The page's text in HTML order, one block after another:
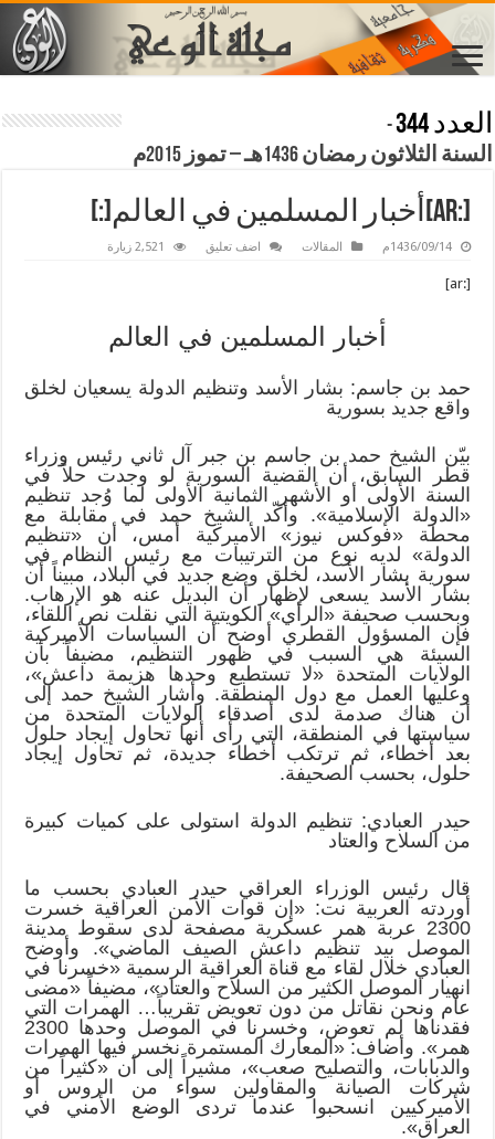
العدد 344
-
السنة الثلاثون رمضان 1436هـ – تموز 2015م
[:ar]أخبار المسلمين في العالم[:]
1436/09/14م المقالات اضف تعليق 2,521 زيارة
[:ar]
أخبار المسلمين في العالم
حمد بن جاسم: بشار الأسد وتنظيم الدولة يسعيان لخلق
واقع جديد بسورية
بيّن الشيخ حمد بن جاسم بن جبر آل ثاني رئيس وزراء
قطر السابق، أن القضية السورية لو وجدت حلاً في
السنة الأولى أو الأشهر الثمانية الأولى لما وُجد تنظيم
«الدولة الإسلامية». وأكّد الشيخ حمد في مقابلة مع
محطة «فوكس نيوز» الأميركية أمس، أن «تنظيم
الدولة» لديه نوع من الترتيبات مع رئيس النظام في
سورية بشار الأسد، لخلق وضع جديد في البلاد، مبيناً أن
بشار الأسد يسعى لإظهار أن البديل عنه هو الإرهاب.
وبحسب صحيفة «الرأي» الكويتية التي نقلت نص اللقاء،
فإن المسؤول القطري أوضح أن السياسات الأميركية
السيئة هي السبب في ظهور التنظيم، مضيفاً بأن
الولايات المتحدة «لا تستطيع وحدها هزيمة داعش»،
وعليها العمل مع دول المنطقة. وأشار الشيخ حمد إلى
أن هناك صدمة لدى أصدقاء الولايات المتحدة من
سياستها في المنطقة، التي رأى أنها تحاول إيجاد حلول
بعد أخطاء، ثم ترتكب أخطاء جديدة، ثم تحاول إيجاد
حلول، بحسب الصحيفة.
حيدر العبادي: تنظيم الدولة استولى على كميات كبيرة
من السلاح والعتاد
قال رئيس الوزراء العراقي حيدر العبادي بحسب ما
أوردته العربية نت: «إن قوات الأمن العراقية خسرت
2300 عربة همر عسكرية مصفحة لدى سقوط مدينة
الموصل بيد تنظيم داعش الصيف الماضي». وأوضح
العبادي خلال لقاء مع قناة العراقية الرسمية «خسرنا في
انهيار الموصل الكثير من السلاح والعتاد»، مضيفاً «مضى
عام ونحن نقاتل من دون تعويض تقريباً… الهمرات التي
فقدناها لم تعوض، وخسرنا في الموصل وحدها 2300
همر». وأضاف: «المعارك المستمرة نخسر فيها الهمرات
والدبابات، والتصليح صعب»، مشيراً إلى أن «كثيراً من
شركات الصيانة والمقاولين سواء من الروس أو
الأميركيين انسحبوا عندما تردى الوضع الأمني في
العراق».